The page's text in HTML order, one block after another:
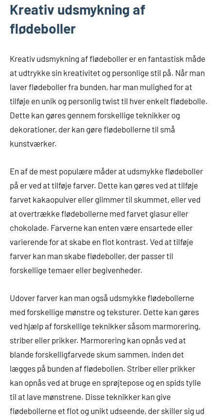
Kreativ udsmykning af
flødeboller
Kreativ udsmykning af flødeboller er en fantastisk måde
at udtrykke sin kreativitet og personlige stil på. Når man
laver flødeboller fra bunden, har man mulighed for at
tilføje en unik og personlig twist til hver enkelt flødebolle.
Dette kan gøres gennem forskellige teknikker og
dekorationer, der kan gøre flødebollerne til små
kunstværker.
En af de mest populære måder at udsmykke flødeboller
på er ved at tilføje farver. Dette kan gøres ved at tilføje
farvet kakaopulver eller glimmer til skummet, eller ved
at overtrække flødebollerne med farvet glasur eller
chokolade. Farverne kan enten være ensartede eller
varierende for at skabe en flot kontrast. Ved at tilføje
farver kan man skabe flødeboller, der passer til
forskellige temaer eller begivenheder.
Udover farver kan man også udsmykke flødebollerne
med forskellige mønstre og teksturer. Dette kan gøres
ved hjælp af forskellige teknikker såsom marmorering,
striber eller prikker. Marmorering kan opnås ved at
blande forskelligfarvede skum sammen, inden det
lægges på bunden af flødebollen. Striber eller prikker
kan opnås ved at bruge en sprøjtepose og en spids tylle
til at lave mønstrene. Disse teknikker kan give
flødebollerne et flot og unikt udseende, der skiller sig ud